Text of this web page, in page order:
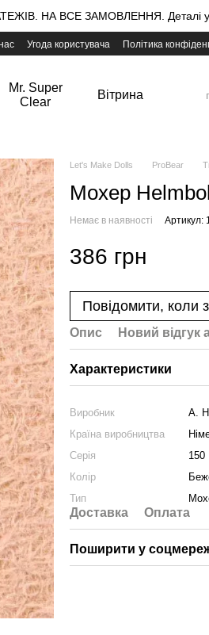
НА ВСЕ ЗАМОВЛЕННЯ. Деталі у
Угода користувача Політика
Mr. Super
Clear
Вітрина
Let's Make Dolls ProBear
Мохер
Немає в наявності Артикул:
386 грн
Повідомити, коли
Опис Новий відгук
Характеристики
Виробник
A.
Країна виробництва
Серія
150
Колір
Тип
Доставка Оплата
Поширити у